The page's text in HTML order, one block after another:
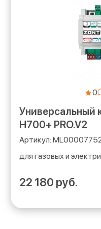
0
Универсальный
H700+ PRO.V2
для газовых и
22 180 руб.